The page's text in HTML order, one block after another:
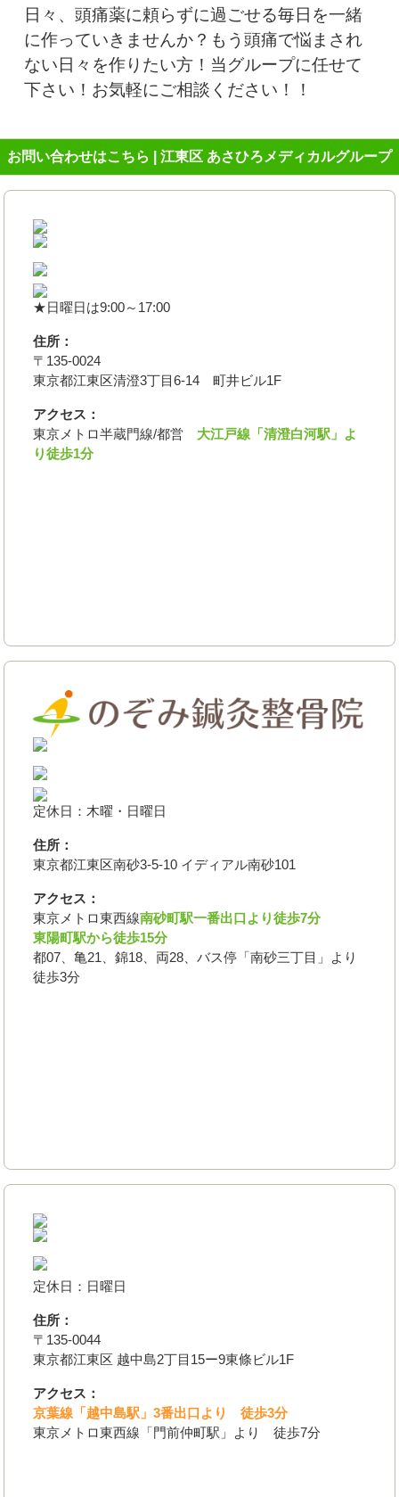
日々、頭痛薬に頼らずに過ごせる毎日を一緒
に作っていきませんか？もう頭痛で悩まされ
ない日々を作りたい方！当グループに任せて
下さい！お気軽にご相談ください！！
お問い合わせはこちら | 江東区 あさひろメディカルグループ
★日曜日は9:00～17:00
住所：
〒135-0024
東京都江東区清澄3丁目6-14 町井ビル1F
アクセス：
東京メトロ半蔵門線/都営 大江戸線「清澄白河駅」よ
り徒歩1分
定休日：木曜・日曜日
住所：
東京都江東区南砂3-5-10 イディアル南砂101
アクセス：
東京メトロ東西線南砂町駅一番出口より徒歩7分
東陽町駅から徒歩15分
都07、亀21、錦18、両28、バス停「南砂三丁目」より
徒歩3分
定休日：日曜日
住所：
〒135-0044
東京都江東区 越中島2丁目15ー9東條ビル1F
アクセス：
京葉線「越中島駅」3番出口より 徒歩3分
東京メトロ東西線「門前仲町駅」より 徒歩7分